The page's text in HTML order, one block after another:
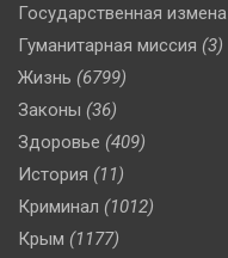
Государственная измена
Гуманитарная миссия (3)
Жизнь (6799)
Законы (36)
Здоровье (409)
История (11)
Криминал (1012)
Крым (1177)